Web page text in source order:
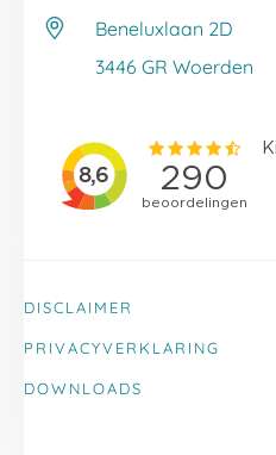
Veelgestelde vragen
Beneluxlaan 2D
3446 GR Woerden
DISCLAIMER
PRIVACYVERKLARING
DOWNLOADS